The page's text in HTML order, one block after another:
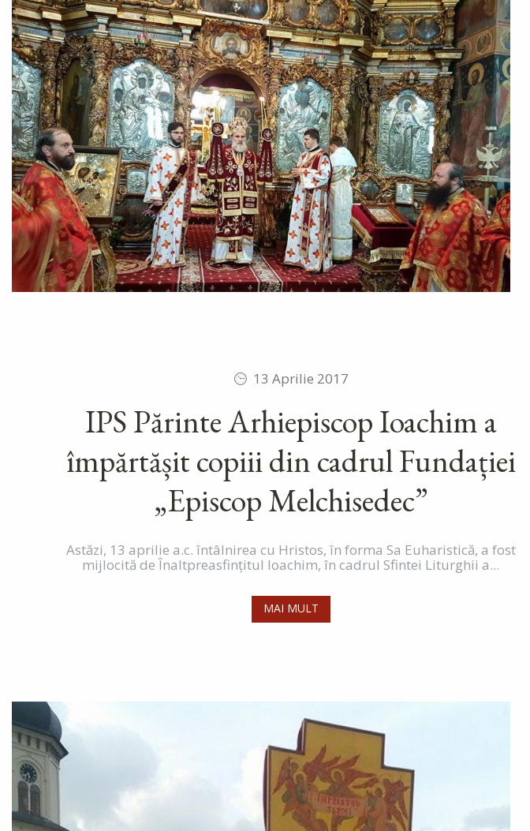
13 Aprilie 2017
IPS Părinte Arhiepiscop Ioachim a
împărtășit copiii din cadrul Fundației
„Episcop Melchisedec”
Astăzi, 13 aprilie a.c. întâlnirea cu Hristos, în forma Sa Euharistică, a fost
mijlocită de Înaltpreasfințitul Ioachim, în cadrul Sfintei Liturghii a...
MAI MULT